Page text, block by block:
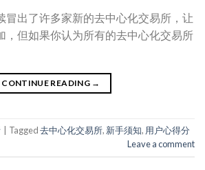
冒出了许多家新的去中心化交易所，让
，但如果你认为所有的去中心化交易所
CONTINUE READING →
Tagged去中心化交易所, 新手须知, 用户心得分
Leave a comment